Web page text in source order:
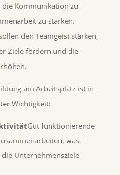
Kommunikation zu
zu stärken.
den Teamgeist stärken,
Ziele fördern und die
am Arbeitsplatz ist in
Wichtigkeit:
Gut funktionierende
was
Unternehmensziele